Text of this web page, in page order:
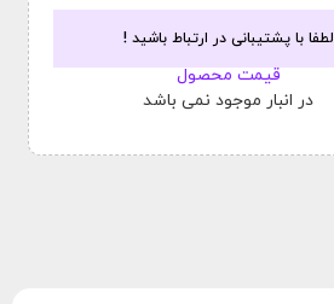
لطفا با پشتیبانی در ارتباط باشید !
قیمت محصول
در انبار موجود نمی باشد